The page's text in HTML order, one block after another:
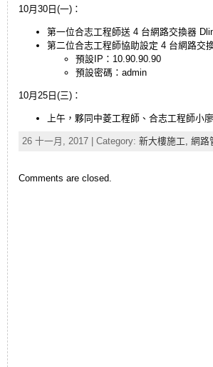
10月30日(一)：
第一位合志工程師送 4 台網路交換器
第二位合志工程師協助設定 4 台網路交
預設IP：10.90.90.90
預設密碼：admin
10月25日(三)：
上午，夥同中菱工程師、合志工程師小
26 十一月, 2017 | Category: 新大樓施工, 網路
Comments are closed.